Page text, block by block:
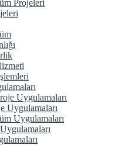
Projeleri
Uygulamaları
Uygulamaları
Uygulamaları